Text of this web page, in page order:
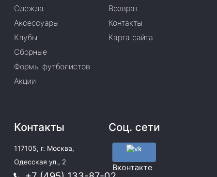
Одежда
Аксессуары
Клубы
Сборные
Формы футболистов
Акции
Возврат
Контакты
Карта сайта
Контакты
117105, г. Москва,
Одесская ул., 2
Соц. сети
Вконтакте